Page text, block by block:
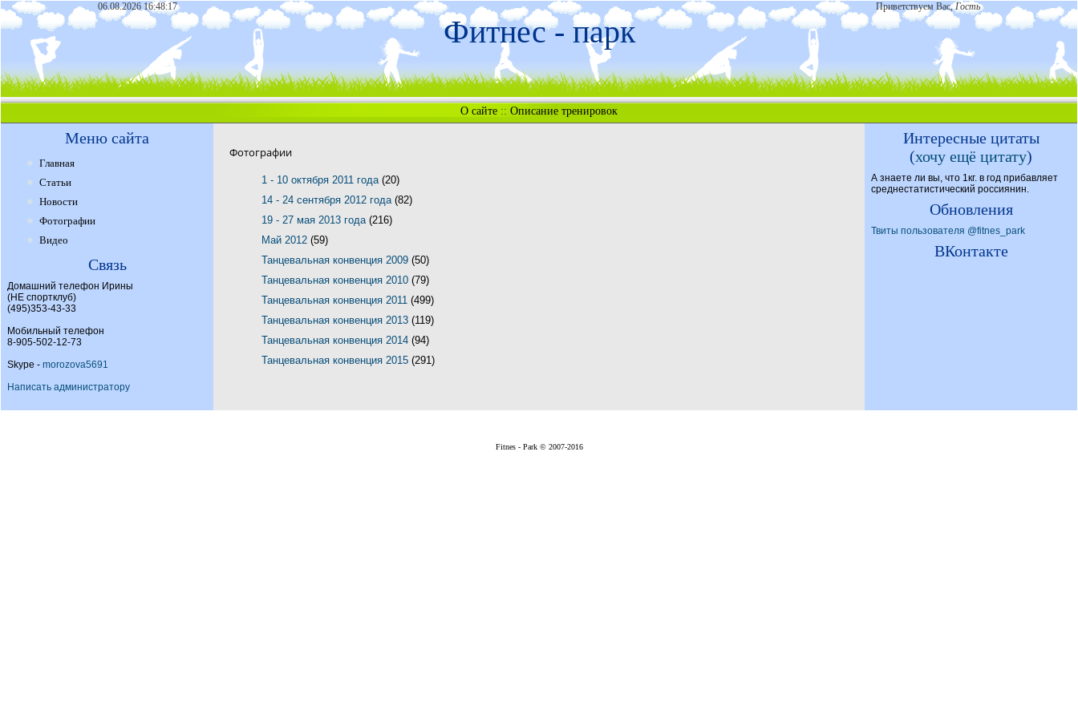
06.08.2026 16:48:17 Приветствуем Вас,Гость
Фитнес - парк
О сайте :: Описание тренировок
Меню сайта
Главная
Статьи
Новости
Фотографии
Видео
Связь
Домашний телефон Ирины
(НЕ спортклуб)
(495)353-43-33
Мобильный телефон
8-905-502-12-73
Skype - morozova5691
Написать администратору
Фотографии
1 - 10 октября 2011 года (20)
14 - 24 сентября 2012 года (82)
19 - 27 мая 2013 года (216)
Май 2012 (59)
Танцевальная конвенция 2009 (50)
Танцевальная конвенция 2010 (79)
Танцевальная конвенция 2011 (499)
Танцевальная конвенция 2013 (119)
Танцевальная конвенция 2014 (94)
Танцевальная конвенция 2015 (291)
Интересные цитаты
(хочу ещё цитату)
А знаете ли вы, что 1кг. в год прибавляет
среднестатистический россиянин.
Обновления
Твиты пользователя @fitnes_park
ВКонтакте
Fitnes - Park © 2007-2016